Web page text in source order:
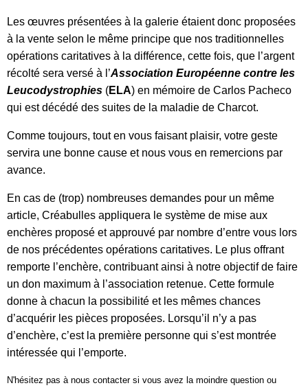
Les œuvres présentées à la galerie étaient donc proposées
à la vente selon le même principe que nos traditionnelles
opérations caritatives à la différence, cette fois, que l’argent
récolté sera versé à l’Association Européenne contre les
Leucodystrophies (ELA) en mémoire de Carlos Pacheco
qui est décédé des suites de la maladie de Charcot.
Comme toujours, tout en vous faisant plaisir, votre geste
servira une bonne cause et nous vous en remercions par
avance.
En cas de (trop) nombreuses demandes pour un même
article, Créabulles appliquera le système de mise aux
enchères proposé et approuvé par nombre d’entre vous lors
de nos précédentes opérations caritatives. Le plus offrant
remporte l’enchère, contribuant ainsi à notre objectif de faire
un don maximum à l’association retenue. Cette formule
donne à chacun la possibilité et les mêmes chances
d’acquérir les pièces proposées. Lorsqu’il n’y a pas
d’enchère, c’est la première personne qui s’est montrée
intéressée qui l’emporte.
N'hésitez pas à nous contacter si vous avez la moindre question ou